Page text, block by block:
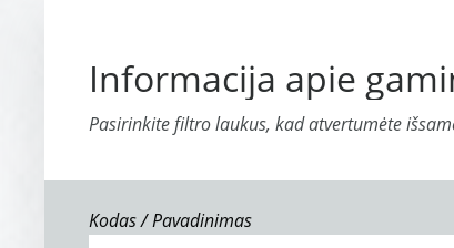
Informacija apie
Pasirinkite filtro laukus, kad atvertumėte
Kodas / Pavadinimas